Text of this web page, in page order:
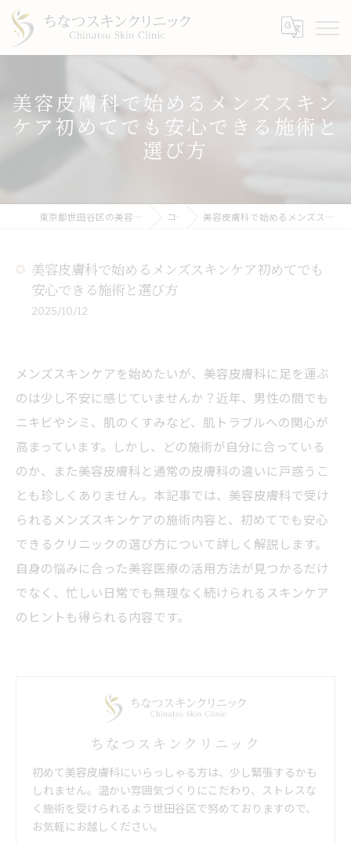
美容皮膚科で始めるメンズスキン
ケア初めてでも安心できる施術と
選び方
東京都世田谷区の美容皮膚科ならちなつスキンクリニック コラム 美容皮膚科で始めるメンズスキンケア初めてでも安心できる施術と選び方
美容皮膚科で始めるメンズスキンケア初めてでも
安心できる施術と選び方
2025/10/12
メンズスキンケアを始めたいが、美容皮膚科に足を運ぶ
のは少し不安に感じていませんか？近年、男性の間でも
ニキビやシミ、肌のくすみなど、肌トラブルへの関心が
高まっています。しかし、どの施術が自分に合っている
のか、また美容皮膚科と通常の皮膚科の違いに戸惑うこ
とも珍しくありません。本記事では、美容皮膚科で受け
られるメンズスキンケアの施術内容と、初めてでも安心
できるクリニックの選び方について詳しく解説します。
自身の悩みに合った美容医療の活用方法が見つかるだけ
でなく、忙しい日常でも無理なく続けられるスキンケア
のヒントも得られる内容です。
ちなつスキンクリニック
初めて美容皮膚科にいらっしゃる方は、少し緊張するかも
しれません。温かい雰囲気づくりにこだわり、ストレスな
く施術を受けられるよう世田谷区で努めておりますので、
お気軽にお越しください。